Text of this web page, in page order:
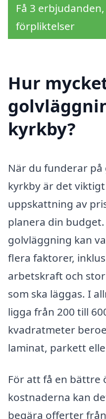
Få 3
förpliktelser
Hur
kyrkby?
När du funderar på
kyrkby är det
uppskattning av
planera din
golvläggning kan
flera faktorer,
arbetskraft och
som ska läggas. I
ligga från 200 till
kvadratmeter
laminat, parkett
För att få en bättre
kostnaderna kan
begära offerter